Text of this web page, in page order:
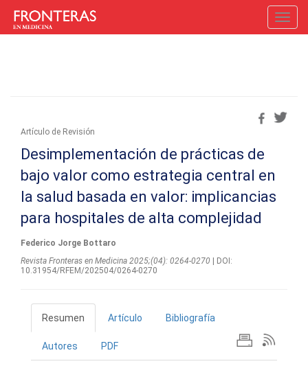
Artí­culo de Revisión
Desimplementación de prácticas de
bajo valor como estrategia central en
la salud basada en valor: implicancias
para hospitales de alta complejidad
Federico Jorge Bottaro
Revista Fronteras en Medicina 2025;(04): 0264-0270 | DOI:
10.31954/RFEM/202504/0264-0270
Resumen Artículo Bibliografía
Autores PDF